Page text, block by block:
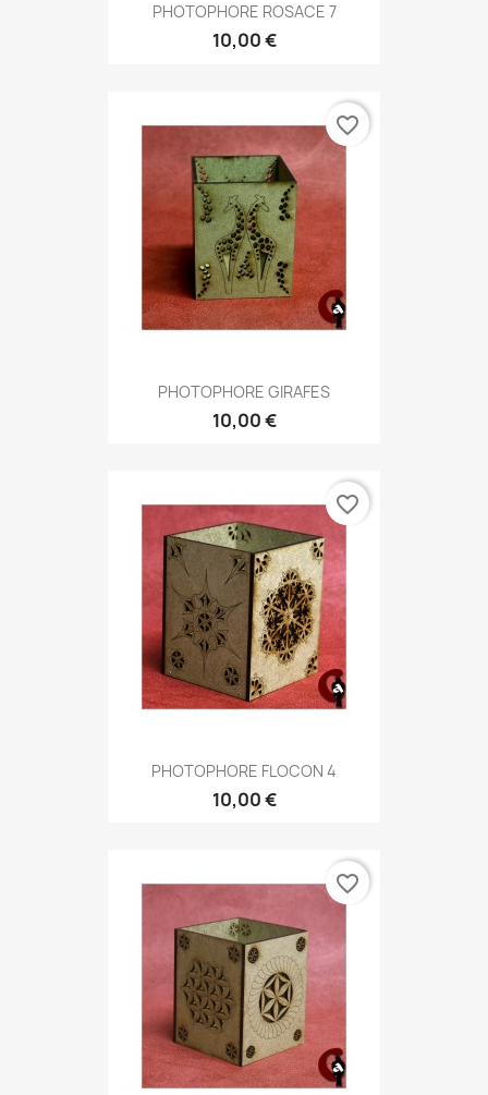
PHOTOPHORE ROSACE 7
10,00 €
PHOTOPHORE GIRAFES
10,00 €
favorite_border
PHOTOPHORE FLOCON 4
10,00 €
favorite_border
favorite_border